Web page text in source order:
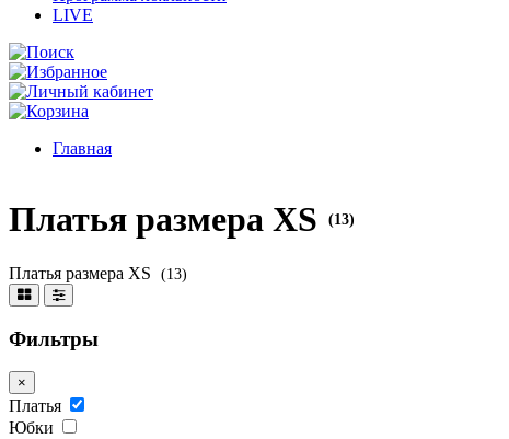
LIVE
Главная
Платья размера XS (13)
Платья размера XS (13)
Фильтры
×
Платья
Юбки